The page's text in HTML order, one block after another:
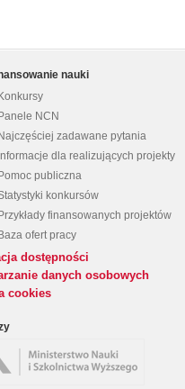
nauki
Konkursy
Panele NCN
Najczęściej zadawane pytania
Informacje dla realizujących projekty
Pomoc publiczna
konkursów
Przykłady finansowanych projektów
Baza ofert pracy
dostępności
danych osobowych
cookies